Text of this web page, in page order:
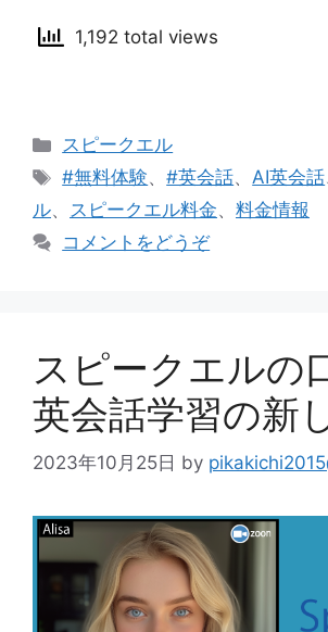
1,192 total views
カ
テ
リ
ー
スピークエル
タ
グ
#無料体験、#英会話、AI英会話
ル、 スピークエル料金、 料金情報
コメントをどうぞ
スピークエルの
英会話学習の新
2023年10月25日 by